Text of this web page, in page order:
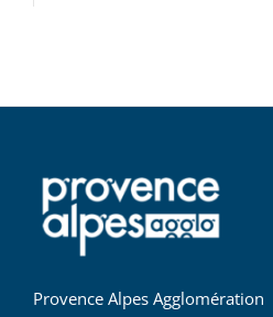
Provence Alpes Agglomération